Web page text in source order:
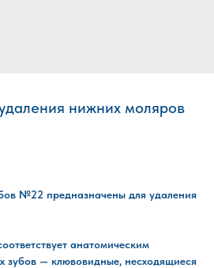
нижних моляров
№22 предназначены для удаления
анатомическим
зубов — клювовидные, несходящиеся